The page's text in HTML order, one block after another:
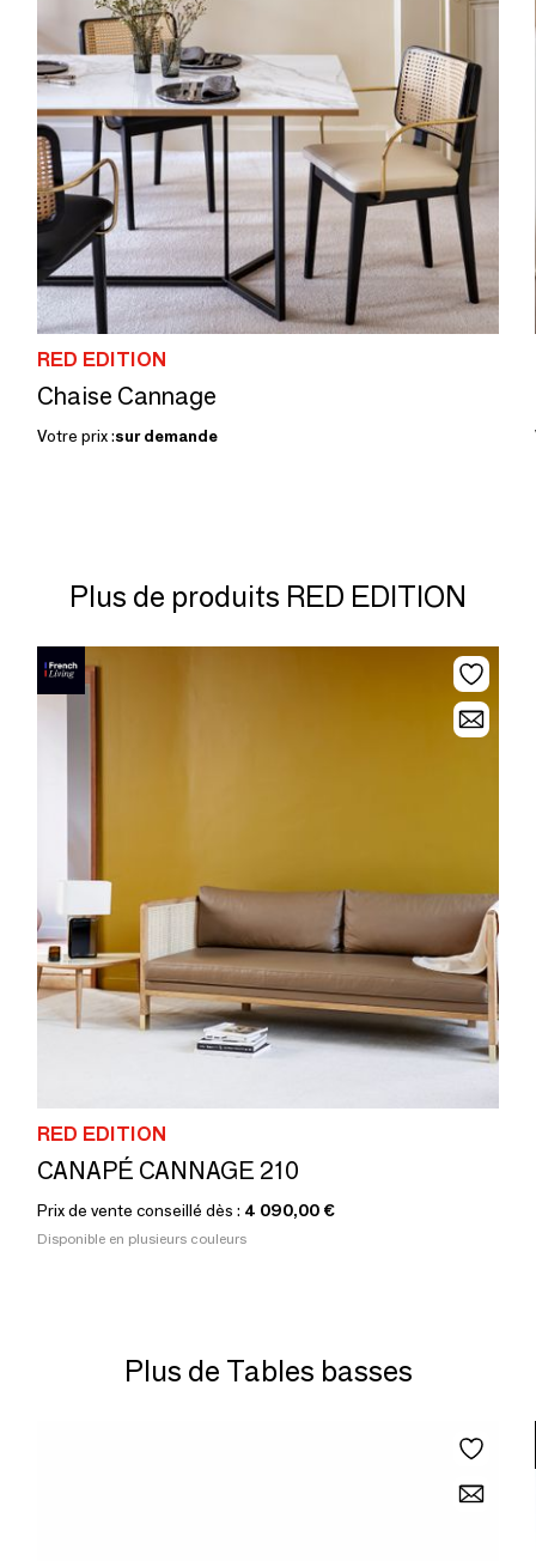
RED EDITION
Chaise Cannage
Votre prix :sur demande
Plus de produits RED EDITION
RED EDITION
CANAPÉ CANNAGE 210
Prix de vente conseillé dès : 4 090,00 €
Disponible en plusieurs couleurs
Plus de Tables basses